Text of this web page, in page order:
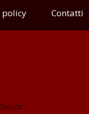
policy Contatti